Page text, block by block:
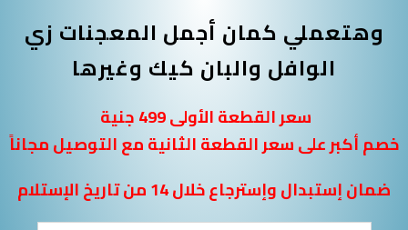
وهتعملي كمان أجمل المعجنات زي
الوافل والبان كيك وغيرها
سعر القطعة الأولى 499 جنية
خصم أكبر على سعر القطعة الثانية مع التوصيل مجاناً
ضمان إستبدال وإسترجاع خلال 14 من تاريخ الإستلام